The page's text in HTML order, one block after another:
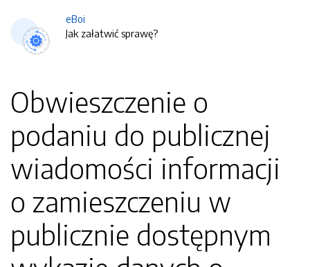
eBoi
Jak załatwić sprawę?
Obwieszczenie o
podaniu do publicznej
wiadomości informacji
o zamieszczeniu w
publicznie dostępnym